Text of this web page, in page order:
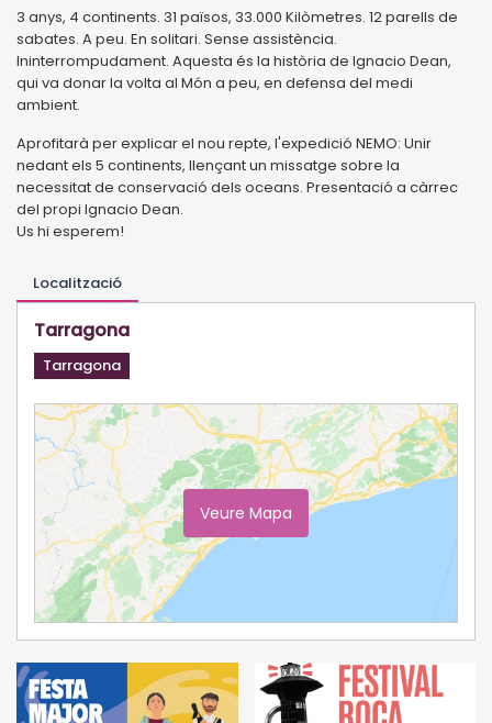
3 anys, 4 continents. 31 països, 33.000 Kilòmetres. 12 parells de
sabates. A peu. En solitari. Sense assistència.
Ininterrompudament. Aquesta és la història de Ignacio Dean,
qui va donar la volta al Món a peu, en defensa del medi
ambient.
Aprofitarà per explicar el nou repte, l'expedició NEMO: Unir
nedant els 5 continents, llençant un missatge sobre la
necessitat de conservació dels oceans. Presentació a càrrec
del propi Ignacio Dean.
Us hi esperem!
Localització
Tarragona
Tarragona
Veure Mapa